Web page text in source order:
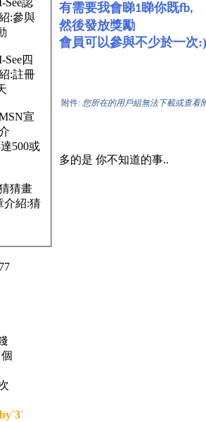
有需要我會睇1睇你既fb,
然後發放獎勵
會員可以參與不少於一次:)
附件: 您所在的用戶組無法下載或查看
多的是 你不知道的事..